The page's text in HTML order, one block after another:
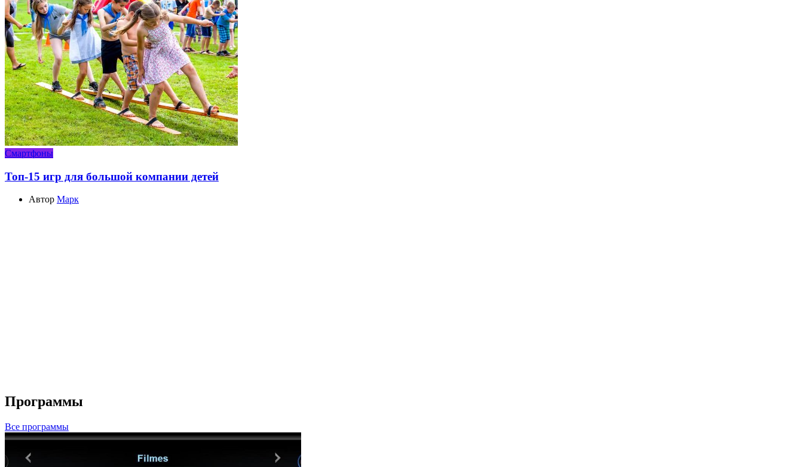
Смартфоны
Топ-15 игр для большой компании детей
Автор Марк
Программы
Все программы